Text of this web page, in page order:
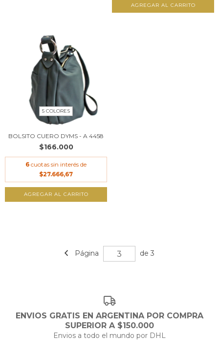
AGREGAR AL CARRITO
5 COLORES
BOLSITO CUERO DYMS - A 4458
$166.000
6 cuotas sin interés de
$27.666,67
AGREGAR AL CARRITO
Página de 3
ENVIOS GRATIS EN ARGENTINA POR COMPRA
SUPERIOR A $150.000
Envios a todo el mundo por DHL